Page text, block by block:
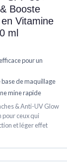
Booste
Vitamine
ml
pour un
de maquillage
mine rapide
& Anti-UV Glow
pour ceux qui
et léger effet